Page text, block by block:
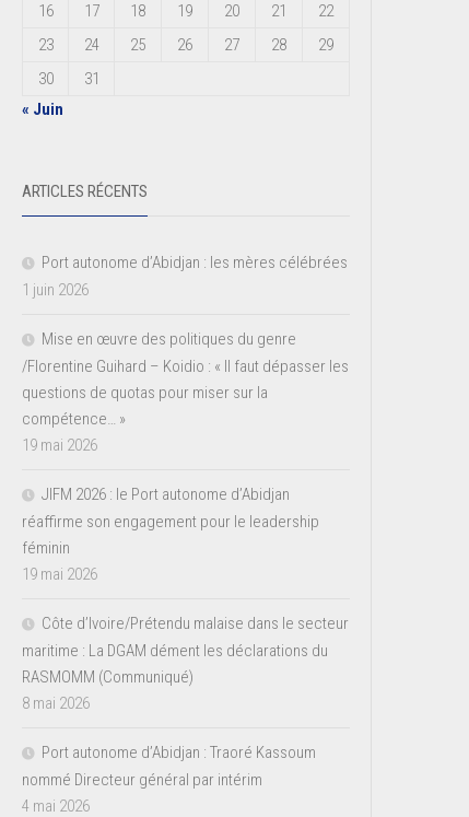
16
17 18 19 20 21
22
23
24 25 26 27 28
29
30
31
« Juin
ARTICLES RÉCENTS
Port autonome d’Abidjan : les mères célébrées
1 juin 2026
Mise en œuvre des politiques du genre
/Florentine Guihard – Koidio : « Il faut dépasser les
questions de quotas pour miser sur la
compétence… »
19 mai 2026
JIFM 2026 : le Port autonome d’Abidjan
réaffirme son engagement pour le leadership
féminin
19 mai 2026
Côte d’Ivoire/Prétendu malaise dans le secteur
maritime : La DGAM dément les déclarations du
RASMOMM (Communiqué)
8 mai 2026
Port autonome d’Abidjan : Traoré Kassoum
nommé Directeur général par intérim
4 mai 2026